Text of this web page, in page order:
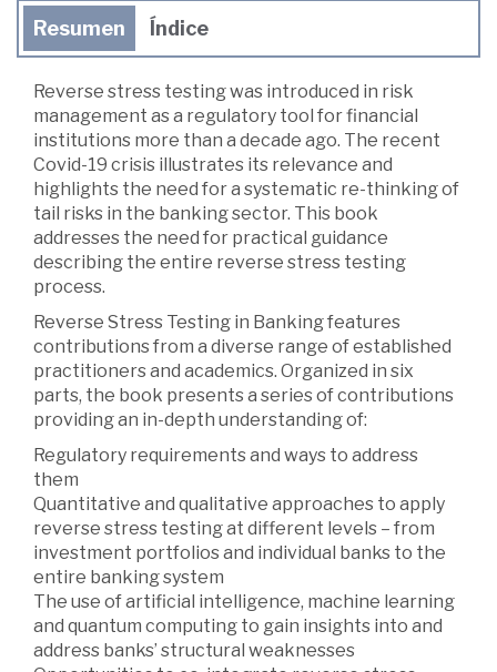
Resumen Índice
Reverse stress testing was introduced in risk
management as a regulatory tool for financial
institutions more than a decade ago. The recent
Covid-19 crisis illustrates its relevance and
highlights the need for a systematic re-thinking of
tail risks in the banking sector. This book
addresses the need for practical guidance
describing the entire reverse stress testing
process.
Reverse Stress Testing in Banking features
contributions from a diverse range of established
practitioners and academics. Organized in six
parts, the book presents a series of contributions
providing an in-depth understanding of:
Regulatory requirements and ways to address
them
Quantitative and qualitative approaches to apply
reverse stress testing at different levels – from
investment portfolios and individual banks to the
entire banking system
The use of artificial intelligence, machine learning
and quantum computing to gain insights into and
address banks’ structural weaknesses